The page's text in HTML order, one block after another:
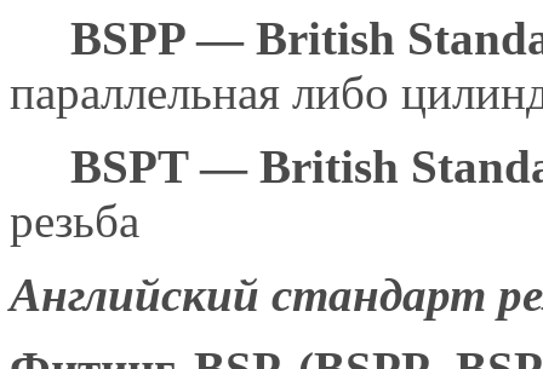
BSPP — British
параллельная либо
BSPT — British
резьба
Английский стандарт